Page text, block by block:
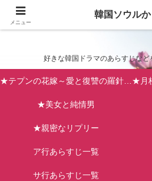
韓国ソウル
好きな韓国ドラマのあらすじな
★テプンの花嫁～愛と復讐の羅針盤（台風の新婦）
★美女と純情男
★親密なリプリー
ア行あらすじ一覧
サ行あらすじ一覧
メニュー
韓国ソウルか